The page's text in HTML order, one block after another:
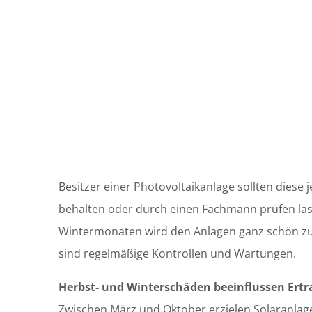
Besitzer einer Photovoltaikanlage sollten diese
behalten oder durch einen Fachmann prüfen
Wintermonaten wird den Anlagen ganz schön
sind regelmäßige Kontrollen und Wartungen.
Herbst- und Winterschäden beeinflussen